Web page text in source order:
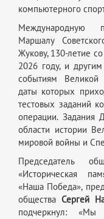
компьютерного
Международную
Маршалу
Жукову, 130-летие
2026 году, и
событиям Великой
даты которых
тестовых заданий
операции. Задания
области истории
мировой войны и
Председатель
«Историческая
«Наша Победа»,
обществаСергей
подчеркнул: «Мы